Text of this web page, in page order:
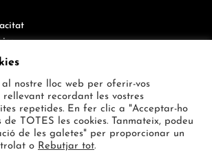
al nostre lloc web per oferir-vos
rellevant recordant les vostres
repetides. En fer clic a "Acceptar-ho
de TOTES les cookies. Tanmateix, podeu
de les galetes" per proporcionar un
o Rebutjar tot.